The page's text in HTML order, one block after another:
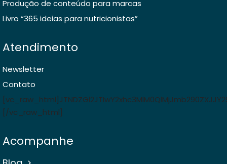
Produção de conteúdo para marcas
Livro “365 ideias para nutricionistas”
Atendimento
Newsletter
Contato
[/vc_raw_html]
Acompanhe